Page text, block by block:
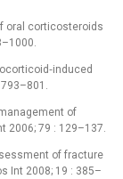
oral corticosteroids
of
2006; 79 : 129–137.
of fracture
Int 2008; 19 : 385–